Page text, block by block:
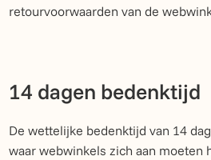
retourvoorwaarden van de
14 dagen bedenktijd
De wettelijke bedenktijd van 14
waar webwinkels zich aan moeten